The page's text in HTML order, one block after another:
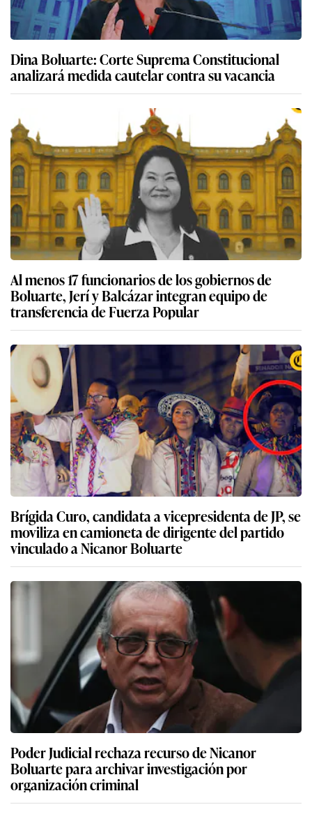
Dina Boluarte: Corte Suprema Constitucional
analizará medida cautelar contra su vacancia
Al menos 17 funcionarios de los gobiernos de
Boluarte, Jerí y Balcázar integran equipo de
transferencia de Fuerza Popular
Brígida Curo, candidata a vicepresidenta de JP, se
moviliza en camioneta de dirigente del partido
vinculado a Nicanor Boluarte
Poder Judicial rechaza recurso de Nicanor
Boluarte para archivar investigación por
organización criminal